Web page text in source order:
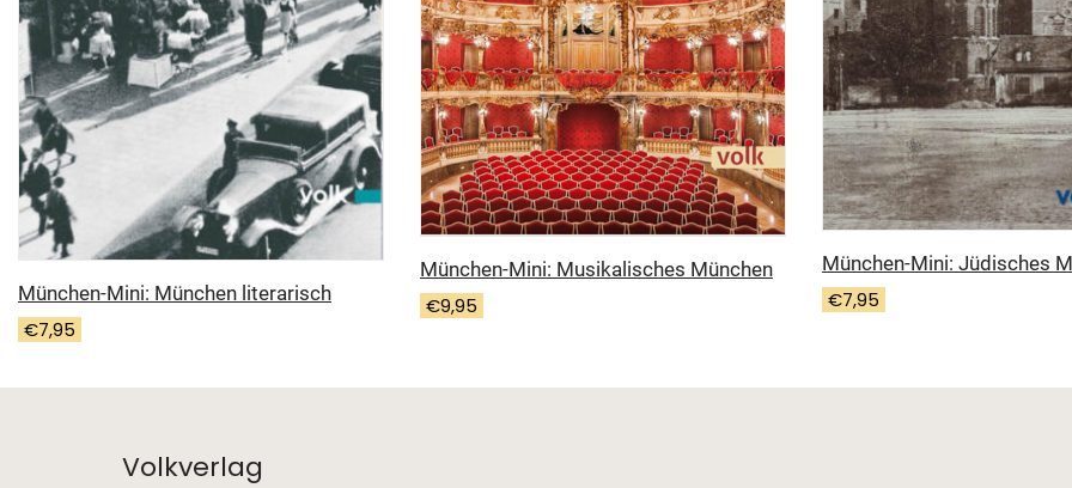
München-Mini: München literarisch
€7,95
München-Mini: Musikalisches München
€9,95
München-Mini: Jüdisches
€7,95
Volkverlag